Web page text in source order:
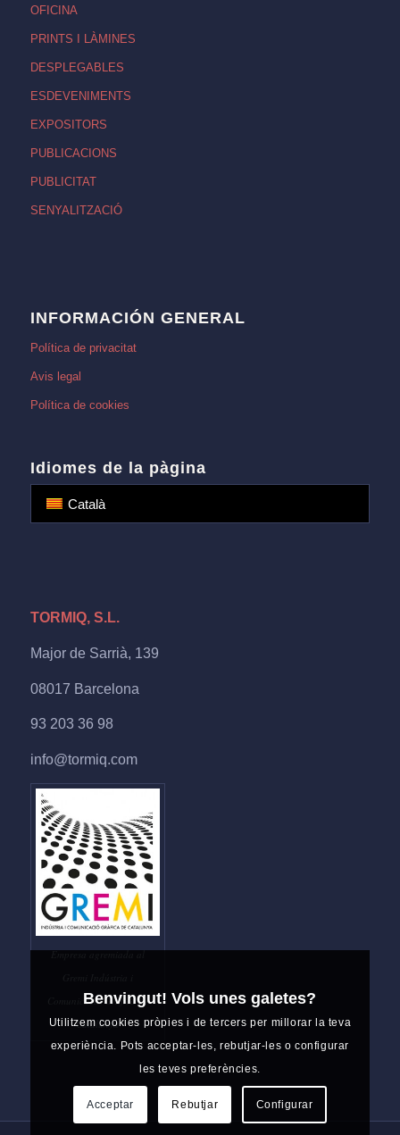
OFICINA
PRINTS I LÀMINES
DESPLEGABLES
ESDEVENIMENTS
EXPOSITORS
PUBLICACIONS
PUBLICITAT
SENYALITZACIÓ
INFORMACIÓN GENERAL
Política de privacitat
Avis legal
Política de cookies
Idiomes de la pàgina
Català
TORMIQ, S.L.
Major de Sarrià, 139
08017 Barcelona
93 203 36 98
info@tormiq.com
Empresa agremiada al
Comunicació Gràfica de
Catalunya
Benvingut! Vols unes galetes?
Utilitzem cookies pròpies i de tercers per millorar la teva
experiència. Pots acceptar-les, rebutjar-les o configurar
les teves preferències.
Acceptar Rebutjar Configurar